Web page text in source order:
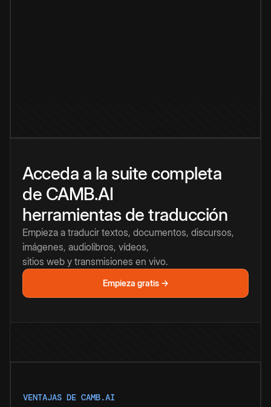
Acceda a la suite completa
de CAMB.AI
herramientas de traducción
Empieza a traducir textos, documentos, discursos,
imágenes, audiolibros, vídeos,
sitios web y transmisiones en vivo.
Empieza gratis →
VENTAJAS DE CAMB.AI